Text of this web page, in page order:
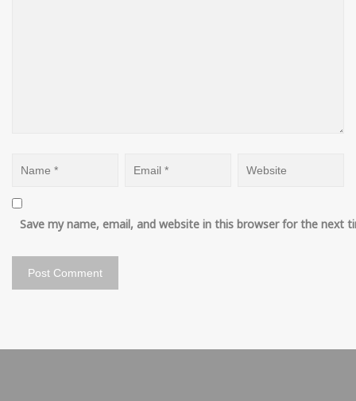
Save my name, email, and website in this browser for the next